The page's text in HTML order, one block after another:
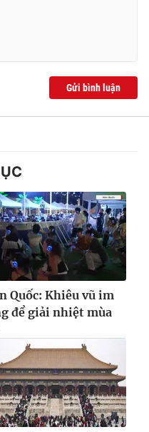
Gửi bình luận
Quốc: Khiêu vũ im
để giải nhiệt mùa